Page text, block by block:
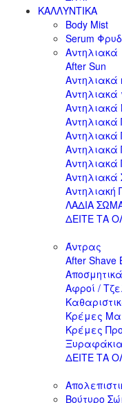
ΚΑΛΛΥΝΤΙΚΑ
Body Mist
Serum
Αντηλιακά
After Sun
Αντηλιακά
Αντηλιακά
Αντηλιακά
Αντηλιακά
Αντηλιακά
Αντηλιακή
ΛΑΔΙΑ
ΔΕΙΤΕ ΤΑ
Άντρας
After
Αποσμητικά
Αφροί /
Κρέμες
Κρέμες
Ξυραφάκια
ΔΕΙΤΕ ΤΑ
Βούτυρο